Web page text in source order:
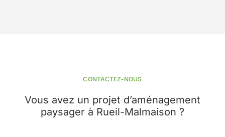
CONTACTEZ-NOUS
Vous avez un projet d’aménagement
paysager à Rueil-Malmaison ?